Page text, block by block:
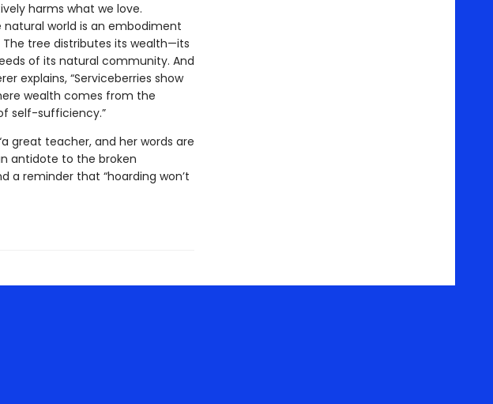
harms what we love.
natural world is an embodiment
tree distributes its wealth—its
of its natural community. And
explains, “Serviceberries show
wealth comes from the
self-sufficiency.”
great teacher, and her words are
antidote to the broken
a reminder that “hoarding won’t